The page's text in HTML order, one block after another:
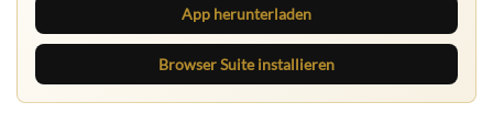
App herunterladen
Browser Suite installieren